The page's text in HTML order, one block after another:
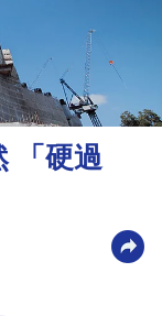
「硬過